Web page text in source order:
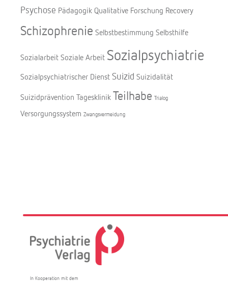
Psychose Pädagogik Qualitative Forschung Recovery
Schizophrenie Selbstbestimmung Selbsthilfe
Sozialarbeit Soziale Arbeit Sozialpsychiatrie
Sozialpsychiatrischer Dienst Suizid Suizidalität
Suizidprävention Tagesklinik Teilhabe Trialog
Versorgungssystem Zwangsvermeidung
In Kooperation mit dem